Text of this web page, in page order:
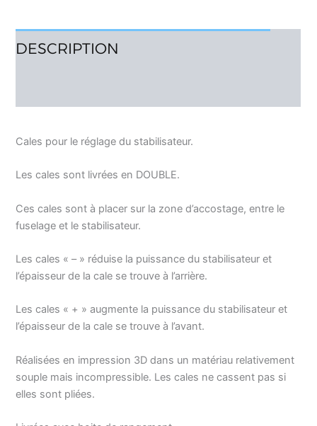
DESCRIPTION
Cales pour le réglage du stabilisateur.
Les cales sont livrées en DOUBLE.
Ces cales sont à placer sur la zone d’accostage, entre le
fuselage et le stabilisateur.
Les cales « – » réduise la puissance du stabilisateur et
l’épaisseur de la cale se trouve à l’arrière.
Les cales « + » augmente la puissance du stabilisateur et
l’épaisseur de la cale se trouve à l’avant.
Réalisées en impression 3D dans un matériau relativement
souple mais incompressible. Les cales ne cassent pas si
elles sont pliées.